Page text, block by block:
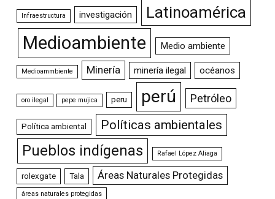
Infraestructura investigación Latinoamérica
Medioambiente Medio ambiente
Medioammbiente Minería minería ilegal océanos
oro ilegal pepe mujica peru perú Petróleo
Política ambiental Políticas ambientales
Pueblos indígenas Rafael López Aliaga
rolexgate Tala Áreas Naturales Protegidas
áreas naturales protegidas